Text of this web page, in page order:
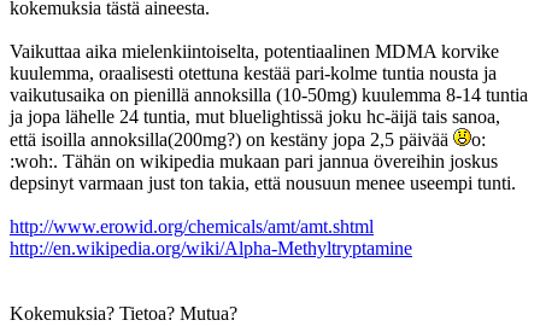
kokemuksia tästä aineesta.
Vaikuttaa aika mielenkiintoiselta, potentiaalinen MDMA korvike
kuulemma, oraalisesti otettuna kestää pari-kolme tuntia nousta ja
vaikutusaika on pienillä annoksilla (10-50mg) kuulemma 8-14 tuntia
ja jopa lähelle 24 tuntia, mut bluelightissä joku hc-äijä tais sanoa,
että isoilla annoksilla(200mg?) on kestäny jopa 2,5 päivää
o:
:woh:. Tähän on wikipedia mukaan pari jannua övereihin joskus
depsinyt varmaan just ton takia, että nousuun menee useempi tunti.
http://www.erowid.org/chemicals/amt/amt.shtml
http://en.wikipedia.org/wiki/Alpha-Methyltryptamine
Kokemuksia? Tietoa? Mutua?